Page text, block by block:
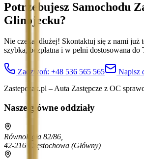
Potrzebujesz Samochodu
Glinojecku?
Nie czekaj dłużej! Skontaktuj się z nami już
szybka, bezpłatna i w pełni dostosowana
Zadzwoń: +48 536 565 565
Napisz
Zastepczak.pl – Auta Zastępcze z OC
Nasze główne oddziały
Równoległa 82/86,
42-216 Częstochowa (Główny)